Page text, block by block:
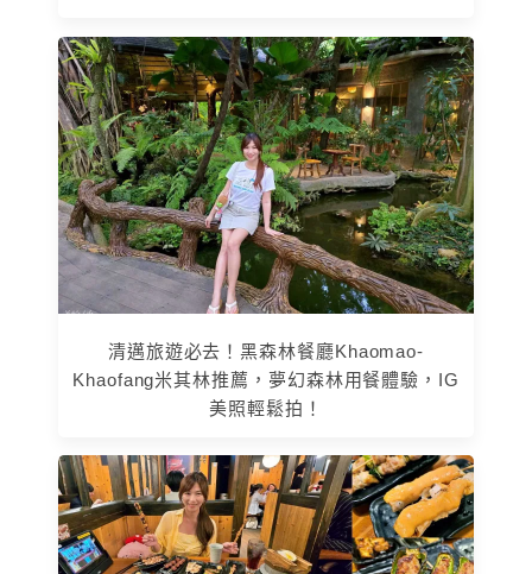
清邁旅遊必去！黑森林餐廳Khaomao-
Khaofang米其林推薦，夢幻森林用餐體驗，IG
美照輕鬆拍！